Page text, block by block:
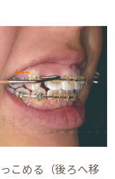
こめる（後ろへ移